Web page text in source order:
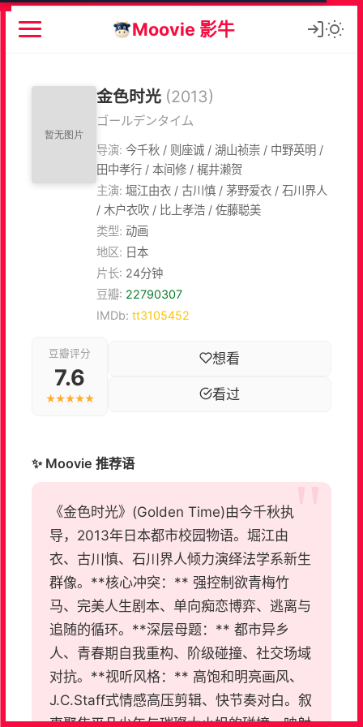
Moovie 影牛
金色时光 (2013)
ゴールデンタイム
导演: 今千秋 / 则座诚 / 湖山祯崇 / 中野英明 /
田中孝行 / 本间修 / 梶井濑贺
主演: 堀江由衣 / 古川慎 / 茅野爱衣 / 石川界人
/ 木户衣吹 / 比上孝浩 / 佐藤聪美
类型: 动画
地区: 日本
片长: 24分钟
豆瓣: 22790307
IMDb: tt3105452
豆瓣评分
7.6
★★★★★
想看
看过
✨ Moovie 推荐语
《金色时光》(Golden Time)由今千秋执
导，2013年日本都市校园物语。堀江由
衣、古川慎、石川界人倾力演绎法学系新生
群像。**核心冲突：** 强控制欲青梅竹
马、完美人生剧本、单向痴恋博弈、逃离与
追随的循环。**深层母题：** 都市异乡
人、青春期自我重构、阶级碰撞、社交场域
对抗。**视听风格：** 高饱和明亮画风、
J.C.Staff式情感高压剪辑、快节奏对白。叙
事聚焦平凡少年与璀璨大小姐的碰撞，映射